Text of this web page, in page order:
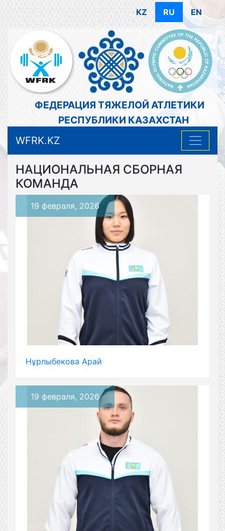
KZ RU EN
ФЕДЕРАЦИЯ ТЯЖЕЛОЙ АТЛЕТИКИ
РЕСПУБЛИКИ КАЗАХСТАН
WFRK.KZ
НАЦИОНАЛЬНАЯ СБОРНАЯ
КОМАНДА
Нұрлыбекова Арай
19 февраля, 2026
19 февраля, 2026